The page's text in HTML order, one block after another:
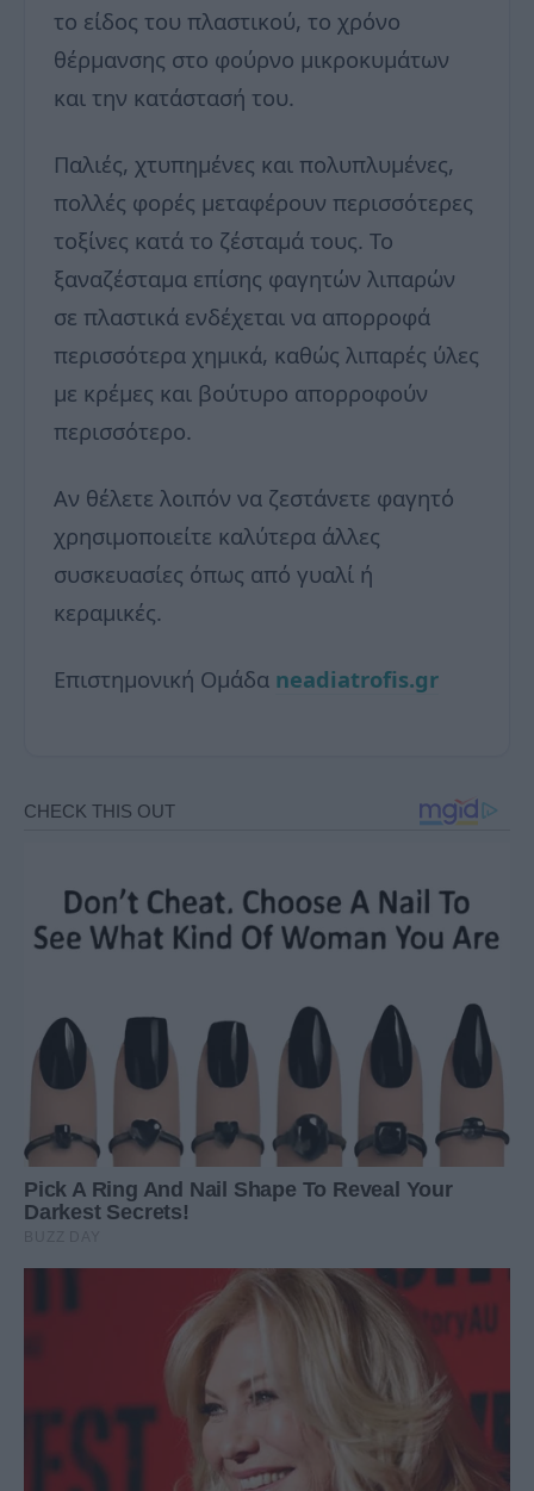
το είδος του πλαστικού, το χρόνο
θέρμανσης στο φούρνο μικροκυμάτων
και την κατάστασή του.
Παλιές, χτυπημένες και πολυπλυμένες,
πολλές φορές μεταφέρουν περισσότερες
τοξίνες κατά το ζέσταμά τους. Το
ξαναζέσταμα επίσης φαγητών λιπαρών
σε πλαστικά ενδέχεται να απορροφά
περισσότερα χημικά, καθώς λιπαρές ύλες
με κρέμες και βούτυρο απορροφούν
περισσότερο.
Αν θέλετε λοιπόν να ζεστάνετε φαγητό
χρησιμοποιείτε καλύτερα άλλες
συσκευασίες όπως από γυαλί ή
κεραμικές.
Επιστημονική Ομάδα neadiatrofis.gr